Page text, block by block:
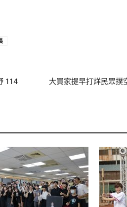
114
大買家提早打烊民眾撲